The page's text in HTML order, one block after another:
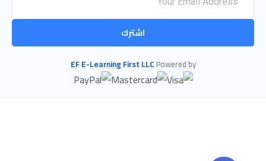
اشترك
Powered by
EF E-Learning First LLC